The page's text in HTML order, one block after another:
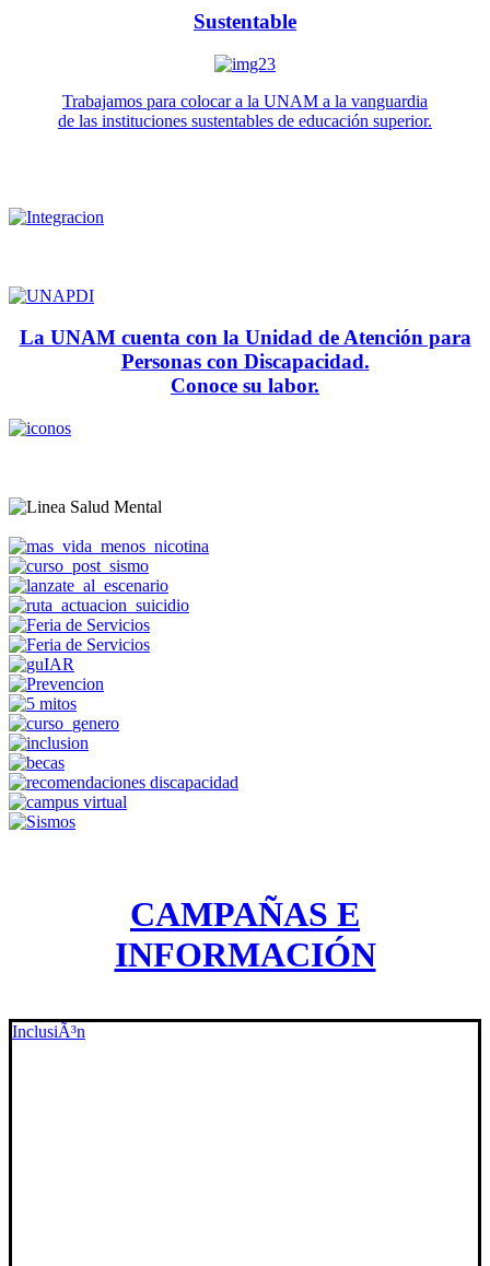
Sustentable
Trabajamos para colocar a la UNAM a la vanguardia
de las instituciones sustentables de educación superior.
La UNAM cuenta con la Unidad de Atención para
Personas con Discapacidad.
Conoce su labor.
CAMPAÑAS E
INFORMACIÓN
InclusiÃ³n